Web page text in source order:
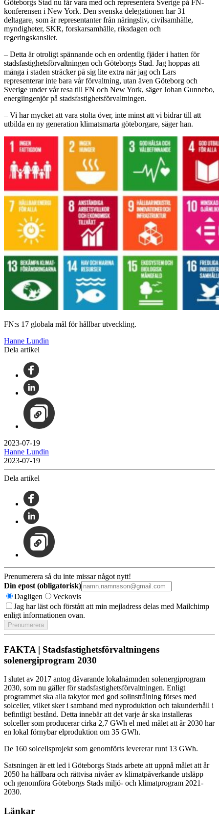
Göteborgs Stad nu får vara med och representera Sverige på FN-
konferensen i New York. Den svenska delegationen har 31
deltagare, som är representanter från näringsliv, civilsamhälle,
myndigheter, SKR, forskarsamhälle, riksdagen och
regeringskansliet.
– Detta är otroligt spännande och en ordentlig fjäder i hatten för
stadsfastighetsförvaltningen och Göteborgs Stad. Jag hoppas att
många i staden sträcker på sig lite extra när jag och Lars
representerar inte bara vår förvaltning, utan även Göteborg och
Sverige under vår resa till FN och New York, säger Johan Gunnebo,
energiingenjör på stadsfastighetsförvaltningen.
– Vi har mycket att vara stolta över, inte minst att vi bidrar till att
utbilda en ny generation klimatsmarta göteborgare, säger han.
FN:s 17 globala mål för hållbar utveckling.
Hanne Lundin
Dela artikel
2023-07-19
Hanne Lundin
2023-07-19
Dela artikel
Prenumerera så du inte missar något nytt!
Din epost (obligatorisk)
Dagligen
Veckovis
Jag har läst och förstått att min mejladress delas med Mailchimp
enligt informationen ovan.
FAKTA | Stadsfastighetsförvaltningens
solenergiprogram 2030
I slutet av 2017 antog dåvarande lokalnämnden solenergiprogram
2030, som nu gäller för stadsfastighetsförvaltningen. Enligt
programmet ska alla takytor med god solinstrålning förses med
solceller, vilket sker i samband med nyproduktion och takunderhåll i
befintligt bestånd. Detta innebär att det varje år ska installeras
solceller som producerar cirka 2,7 GWh el med målet att år 2030 har
en lokal förnybar elproduktion om 35 GWh.
De 160 solcellsprojekt som genomförts levererar runt 13 GWh.
Satsningen är ett led i Göteborgs Stads arbete att uppnå målet att år
2050 ha hållbara och rättvisa nivåer av klimatpåverkande utsläpp
och genomföra Göteborgs Stads miljö- och klimatprogram 2021-
2030.
Länkar